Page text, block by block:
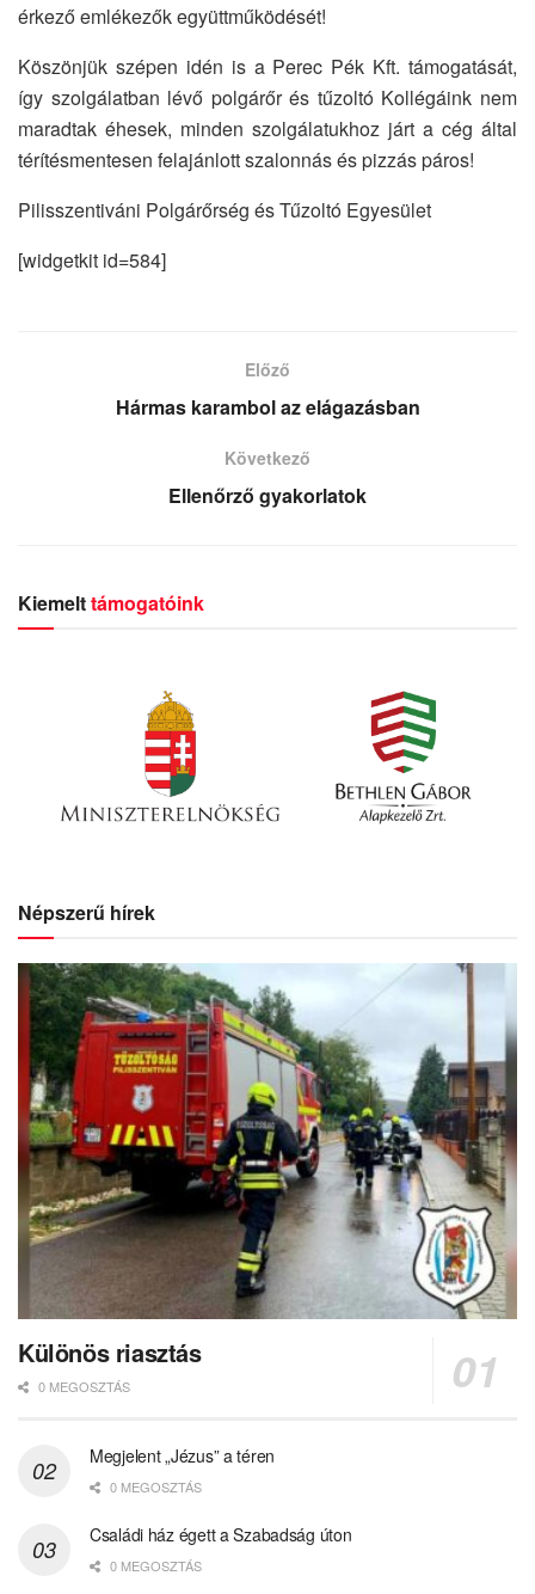
érkező emlékezők együttműködését!
Köszönjük szépen idén is a Perec Pék Kft. támogatását,
így szolgálatban lévő polgárőr és tűzoltó Kollégáink nem
maradtak éhesek, minden szolgálatukhoz járt a cég által
térítésmentesen felajánlott szalonnás és pizzás páros!
Pilisszentiváni Polgárőrség és Tűzoltó Egyesület
[widgetkit id=584]
Előző
Hármas karambol az elágazásban
Következő
Ellenőrző gyakorlatok
Kiemelttámogatóink
Népszerű hírek
Különös riasztás
0 MEGOSZTÁS
Megjelent „Jézus” a téren
0 MEGOSZTÁS
Családi ház égett a Szabadság úton
0 MEGOSZTÁS